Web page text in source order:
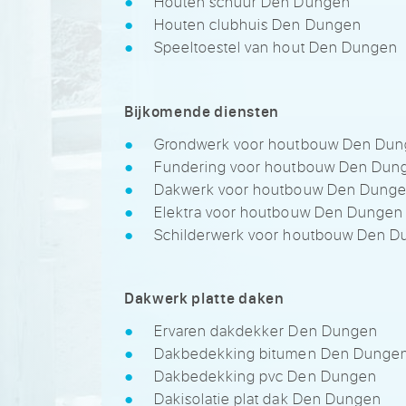
Houten clubhuis Den Dungen
Speeltoestel van hout Den Dungen
Bijkomende diensten
Grondwerk voor houtbouw Den
Fundering voor houtbouw Den
Dakwerk voor houtbouw Den
Elektra voor houtbouw Den Dungen
Schilderwerk voor houtbouw Den
Dakwerk platte daken
Ervaren dakdekker Den Dungen
Dakbedekking bitumen Den
Dakbedekking pvc Den Dungen
Dakisolatie plat dak Den Dungen